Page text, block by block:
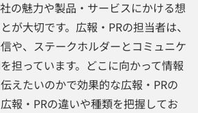
の魅力や製品・サービスにかける想
が大切です。広報・PRの担当者は、
や、ステークホルダーとコミュニケ
担っています。どこに向かって情報
えたいのかで効果的な広報・PRの
報・PRの違いや種類を把握してお